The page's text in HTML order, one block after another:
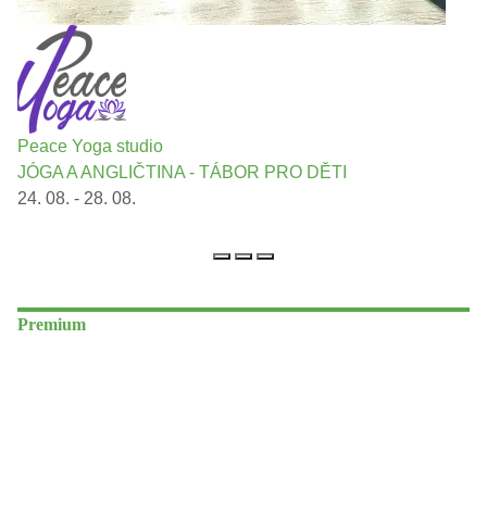
Peace Yoga studio
JÓGA A ANGLIČTINA - TÁBOR PRO DĚTI
24. 08. - 28. 08.
Premium